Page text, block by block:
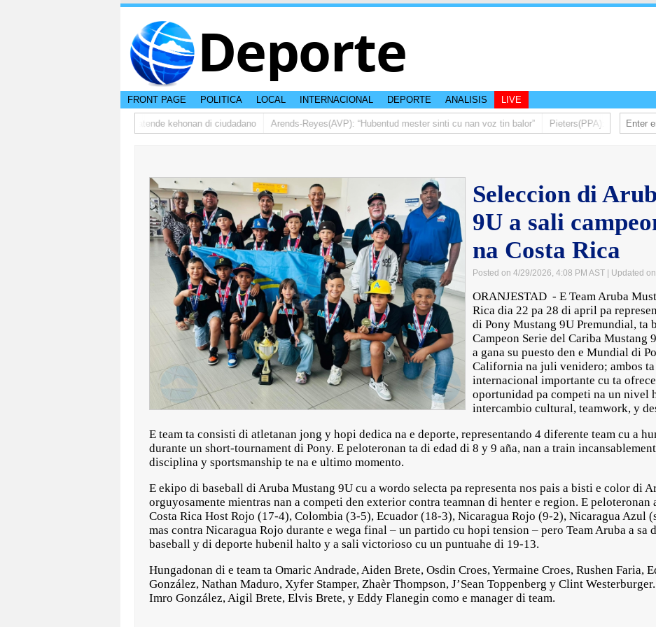
Deporte
FRONT PAGE POLITICA LOCAL INTERNACIONAL DEPORTE ANALISIS LIVE
ta bishita barionan pa atende kehonan di ciudadano Arends-Reyes(AVP): “Hubentud mester sinti cu nan voz tin balor” Pieters(PPA): Mas di un
Seleccion di
9U a sali
na Costa Rica
Posted on 4/29/2026, 4:08 PM AST | Updated
ORANJESTAD - E Team Aruba
Rica dia 22 pa 28 di april pa
di Pony Mustang 9U Premundial, ta
Campeon Serie del Cariba Mustang
a gana su puesto den e Mundial di
California na juli venidero; ambos
internacional importante cu ta
oportunidad pa competi na un nivel
intercambio cultural, teamwork, y
E team ta consisti di atletanan jong y hopi dedica na e deporte, representando 4 diferente team cu a
durante un short-tournament di Pony. E peloteronan ta di edad di 8 y 9 aña, nan a train
disciplina y sportsmanship te na e ultimo momento.
E ekipo di baseball di Aruba Mustang 9U cu a wordo selecta pa representa nos pais a bisti e color di
orguyosamente mientras nan a competi den exterior contra teamnan di henter e region. E
Costa Rica Host Rojo (17-4), Colombia (3-5), Ecuador (18-3), Nicaragua Rojo (9-2), Nicaragua Azul
mas contra Nicaragua Rojo durante e wega final – un partido cu hopi tension – pero Team Aruba a sa
baseball y di deporte hubenil halto y a sali victorioso cu un puntuahe di 19-13.
Hungadonan di e team ta Omaric Andrade, Aiden Brete, Osdin Croes, Yermaine Croes, Rushen Faria,
González, Nathan Maduro, Xyfer Stamper, Zhaèr Thompson, J’Sean Toppenberg y Clint
Imro González, Aigil Brete, Elvis Brete, y Eddy Flanegin como e manager di team.